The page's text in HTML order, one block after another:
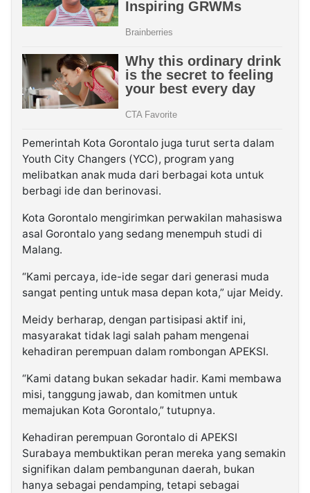
Pemerintah Kota Gorontalo juga turut serta dalam
Youth City Changers (YCC), program yang
melibatkan anak muda dari berbagai kota untuk
berbagi ide dan berinovasi.
Kota Gorontalo mengirimkan perwakilan mahasiswa
asal Gorontalo yang sedang menempuh studi di
Malang.
“Kami percaya, ide-ide segar dari generasi muda
sangat penting untuk masa depan kota,” ujar Meidy.
Meidy berharap, dengan partisipasi aktif ini,
masyarakat tidak lagi salah paham mengenai
kehadiran perempuan dalam rombongan APEKSI.
“Kami datang bukan sekadar hadir. Kami membawa
misi, tanggung jawab, dan komitmen untuk
memajukan Kota Gorontalo,” tutupnya.
Kehadiran perempuan Gorontalo di APEKSI
Surabaya membuktikan peran mereka yang semakin
signifikan dalam pembangunan daerah, bukan
hanya sebagai pendamping, tetapi sebagai